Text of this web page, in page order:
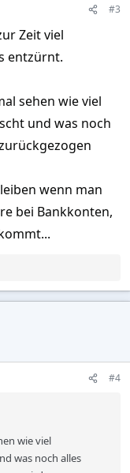
#3
Zeit viel
entzürnt.
sehen wie viel
und was noch
wenn man
bei Bankkonten,
#4
wie viel
was noch alles